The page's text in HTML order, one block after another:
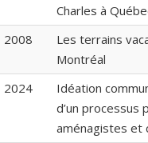
Charles à
2008
Les terrains
Montréal
2024
Idéation
d’un processus
aménagistes et